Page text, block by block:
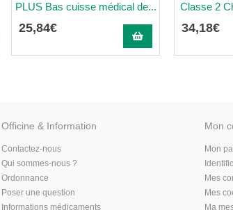
PLUS Bas cuisse médical de...
25,84€
Classe 2
34,18€
Officine & Information
Contactez-nous
Qui sommes-nous ?
Ordonnance
Poser une question
Informations médicaments
Mon
Mon
Mes
Mes
Ma